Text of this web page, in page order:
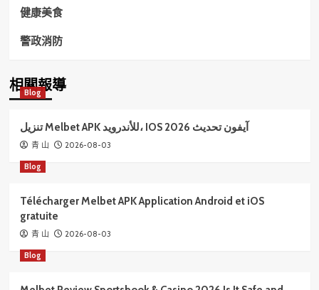
健康美食
警政消防
相關報導
Blog
تنزيل Melbet APK للأندرويد، IOS آيفون تحديث 2026
青 山 2026-08-03
Blog
Télécharger Melbet APK Application Android et iOS
gratuite
青 山 2026-08-03
Blog